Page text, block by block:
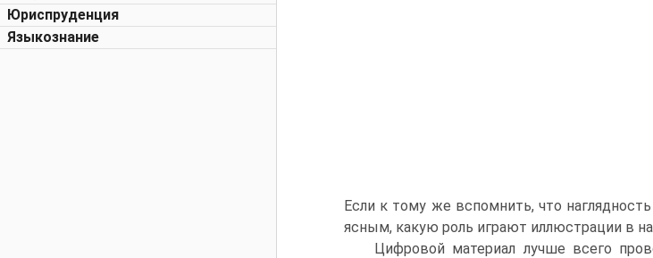
Юриспруденция
Языкознание
Если к тому же вспомнить, что
ясным, какую роль играют иллюстрации в
Цифровой материал лучше всего